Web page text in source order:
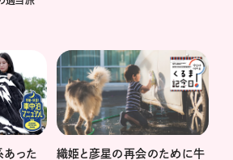
った
織姫と彦星の再会のために牛